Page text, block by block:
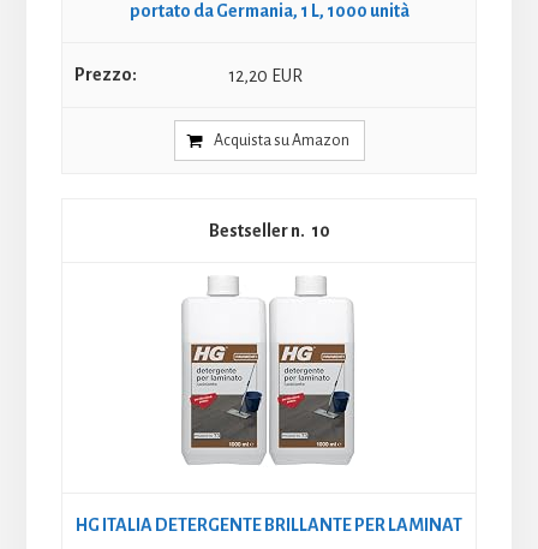
portato da Germania, 1 L, 1000 unità
12,20 EUR
Acquista su Amazon
10
HG ITALIA DETERGENTE BRILLANTE PER LAMINAT